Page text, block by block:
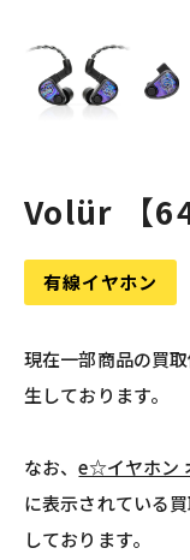
Volür 【
有線イヤホン
現在一部商品の買
生しております。
なお、e☆イヤホン
に表示されている
しております。